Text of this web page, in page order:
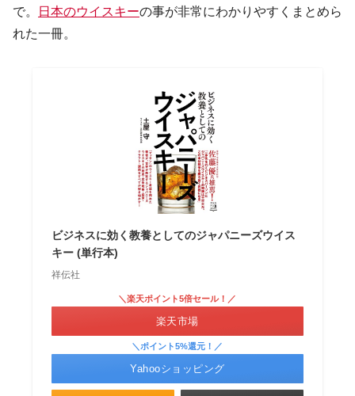
で。
日本のウイスキーの事が非常にわかりやすくまとめら
れた一冊。
ビジネスに効く教養としてのジャパニーズウイス
キー (単行本)
祥伝社
＼楽天ポイント5倍セール！／
楽天市場
＼ポイント5%還元！／
Yahooショッピング